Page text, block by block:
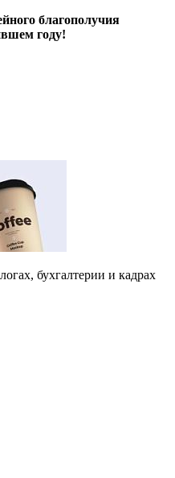
благополучия
году!
бухгалтерии и кадрах